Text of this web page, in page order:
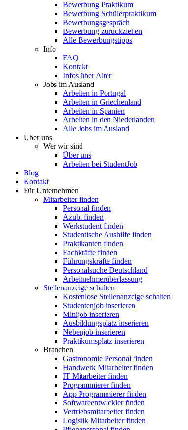
Bewerbung Praktikum
Bewerbung Schülerpraktikum
Bewerbungsgespräch
Bewerbung zurückziehen
Alle Bewerbungstipps
Info
FAQ
Kontakt
Infos über Alter
Jobs im Ausland
Arbeiten in Portugal
Arbeiten in Griechenland
Arbeiten in Spanien
Arbeiten in den Niederlanden
Alle Jobs im Ausland
Über uns
Wer wir sind
Über uns
Arbeiten bei StudentJob
Blog
Kontakt
Für Unternehmen
Mitarbeiter finden
Personal finden
Azubi finden
Werkstudent finden
Studentische Aushilfe finden
Praktikanten finden
Fachkräfte finden
Führungskräfte finden
Personalsuche Deutschland
Arbeitnehmerüberlassung
Stellenanzeige schalten
Kostenlose Stellenanzeige schalten
Studentenjob inserieren
Minijob inserieren
Ausbildungsplatz inserieren
Nebenjob inserieren
Praktikumsplatz inserieren
Branchen
Gastronomie Personal finden
Handwerk Mitarbeiter finden
IT Mitarbeiter finden
Programmierer finden
App Programmierer finden
Softwareentwickler finden
Vertriebsmitarbeiter finden
Logistik Mitarbeiter finden